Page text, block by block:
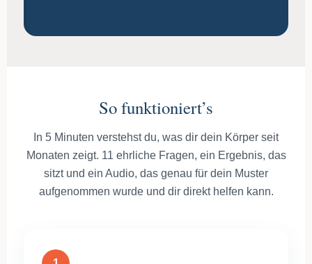
So funktioniert’s
In 5 Minuten verstehst du, was dir dein Körper seit
Monaten zeigt. 11 ehrliche Fragen, ein Ergebnis, das
sitzt und ein Audio, das genau für dein Muster
aufgenommen wurde und dir direkt helfen kann.